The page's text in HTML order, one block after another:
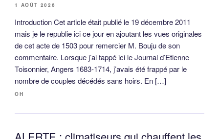
1 AOÛT 2026
Introduction Cet article était publié le 19 décembre 2011
mais je le republie ici ce jour en ajoutant les vues originales
de cet acte de 1503 pour remercier M. Bouju de son
commentaire. Lorsque j’ai tappé ici le Journal d’Etienne
Toisonnier, Angers 1683-1714, j’avais été frappé par le
nombre de couples décédés sans hoirs. En […]
OH